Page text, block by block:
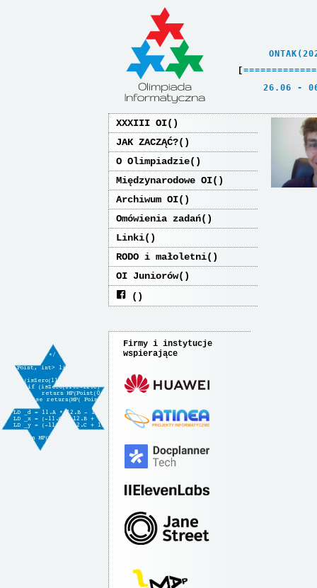
[ =============
26.06
XXXIII OI
JAK ZACZĄĆ?
O Olimpiadzie
Międzynarodowe OI
Archiwum OI
Omówienia zadań
Linki
RODO i małoletni
OI Juniorów
Firmy i instytucje
wspierające